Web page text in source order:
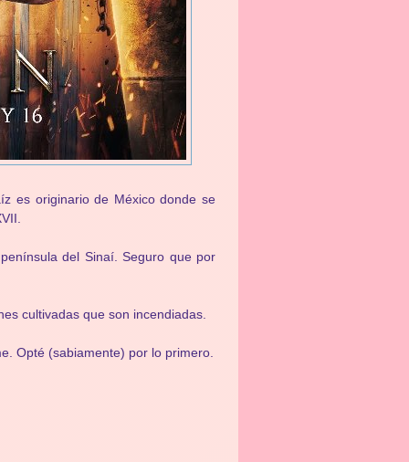
es originario de México donde se
del Sinaí. Seguro que por
cultivadas que son incendiadas.
Opté (sabiamente) por lo primero.